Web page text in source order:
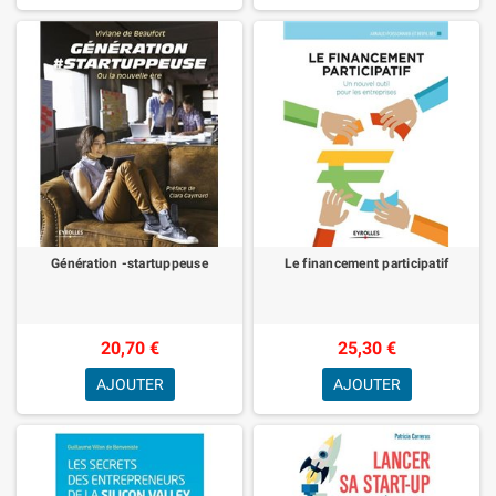
Génération -startuppeuse
20,70 €
AJOUTER
Le financement participatif
25,30 €
AJOUTER